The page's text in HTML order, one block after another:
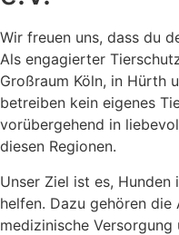
Wir freuen uns, dass du
Als engagierter
Großraum Köln, in Hürth
betreiben kein eigenes
vorübergehend in
diesen Regionen.
Unser Ziel ist es,
helfen. Dazu gehören
medizinische